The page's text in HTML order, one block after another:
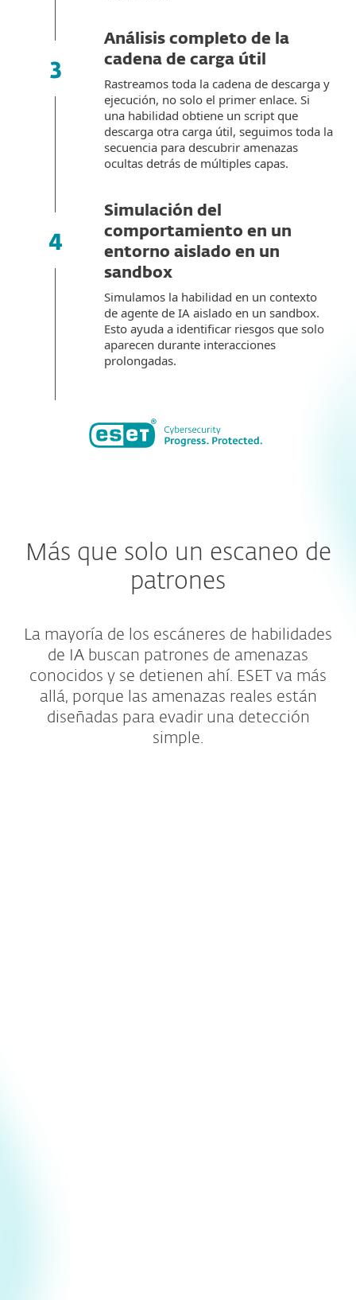
Análisis completo de la
cadena de carga útil
Rastreamos toda la cadena de descarga y
ejecución, no solo el primer enlace. Si
una habilidad obtiene un script que
descarga otra carga útil, seguimos toda la
secuencia para descubrir amenazas
ocultas detrás de múltiples capas.
Simulación del
comportamiento en un
entorno aislado en un
sandbox
Simulamos la habilidad en un contexto
de agente de IA aislado en un sandbox.
Esto ayuda a identificar riesgos que solo
aparecen durante interacciones
prolongadas.
Más que solo un escaneo de
patrones
La mayoría de los escáneres de habilidades
de IA buscan patrones de amenazas
conocidos y se detienen ahí. ESET va más
allá, porque las amenazas reales están
diseñadas para evadir una detección
simple.